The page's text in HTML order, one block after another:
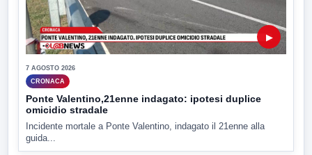
▶
7 AGOSTO 2026
CRONACA
Ponte Valentino,21enne indagato: ipotesi duplice
omicidio stradale
Incidente mortale a Ponte Valentino, indagato il 21enne alla
guida...